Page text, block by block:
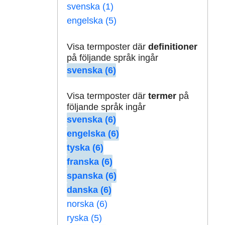
svenska (1)
engelska (5)
Visa termposter där definitioner
på följande språk ingår
svenska (6)
Visa termposter där termerpå
följande språk ingår
svenska (6)
engelska (6)
tyska (6)
franska (6)
spanska (6)
danska (6)
norska (6)
ryska (5)